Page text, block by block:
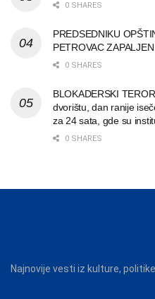
0 SHARES
PREDSEDNIKU
PETROVAC
0 SHARES
BLOKADERSKI
dvorištu, dan ranije
za 24 sata, gde su
0 SHARES
Najnovije vesti iz kulture,